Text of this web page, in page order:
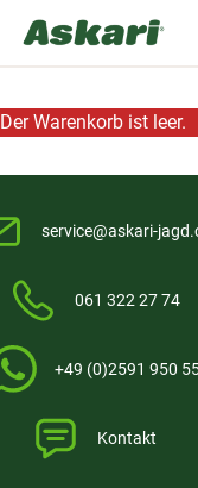
Der Warenkorb ist leer.
service@askari-
061 322 27 74
+49 (0)2591 950
Kontakt